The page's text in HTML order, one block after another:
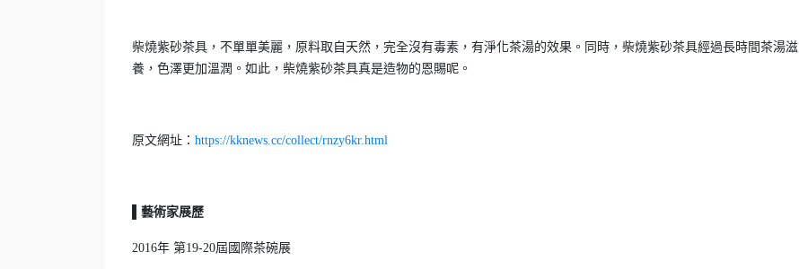
柴燒紫砂茶具，不單單美麗，原料取自天然，完全沒有毒素，有淨化茶湯的效果。同時，柴燒紫砂茶具經過長時間茶湯滋
養，色澤更加溫潤。如此，柴燒紫砂茶具真是造物的恩賜呢。
原文網址： https://kknews.cc/collect/rnzy6kr.html
▌藝術家展歷
2016年 第19-20屆國際茶碗展